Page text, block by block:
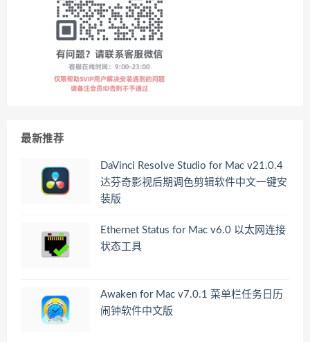
最新推荐
DaVinci Resolve Studio for Mac v21.0.4
达芬奇影视后期调色剪辑软件中文一键安
装版
Ethernet Status for Mac v6.0 以太网连接
状态工具
Awaken for Mac v7.0.1 菜单栏任务日历
闹钟软件中文版